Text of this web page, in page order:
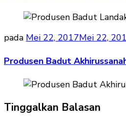
pada Mei 22, 2017Mei 22,
Produsen Badut
Tinggalkan Balasan